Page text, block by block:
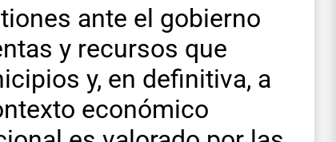
ante el gobierno
y recursos que
y, en definitiva, a
económico